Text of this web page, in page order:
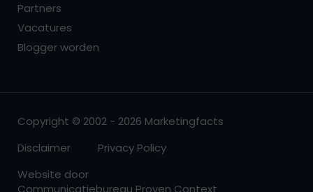
Partners
Vacatures
Blogger worden
Copyright © 2002 - 2026 Marketingfacts
Disclaimer
Privacy Policy
Website door
Communicatiebureau Proven Context